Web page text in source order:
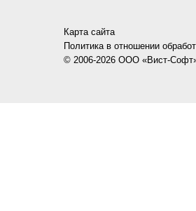
Карта сайта
Политика в отношении
© 2006-2026 ООО «Вист-